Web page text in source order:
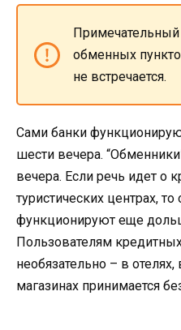
обменных
не встречается.
Сами банки
шести вечера.
вечера. Если речь идет о
туристических центрах,
функционируют еще
Пользователям
необязательно – в
магазинах принимается